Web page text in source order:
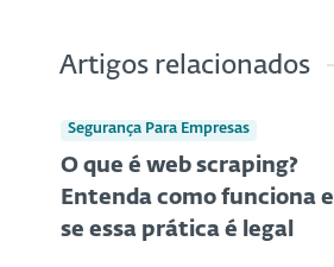
Artigos relacionados
Segurança Para Empresas
O que é web scraping?
Entenda como funciona e
se essa prática é legal